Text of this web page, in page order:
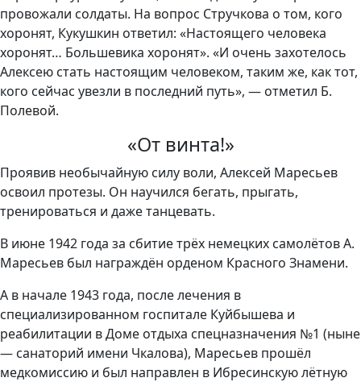
провожали солдаты. На вопрос Стручкова о том, кого
хоронят, Кукушкин ответил: «Настоящего человека
хоронят… Большевика хоронят». «И очень захотелось
Алексею стать настоящим человеком, таким же, как тот,
кого сейчас увезли в последний путь», — отметил Б.
Полевой.
«От винта!»
Проявив необычайную силу воли, Алексей Маресьев
освоил протезы. Он научился бегать, прыгать,
тренироваться и даже танцевать.
В июне 1942 года за сбитие трёх немецких самолётов А.
Маресьев был награждён орденом Красного Знамени.
А в начале 1943 года, после лечения в
специализированном госпитале Куйбышева и
реабилитации в Доме отдыха спецназначения №1 (ныне
— санаторий имени Чкалова), Маресьев прошёл
медкомиссию и был направлен в Ибресинскую лётную